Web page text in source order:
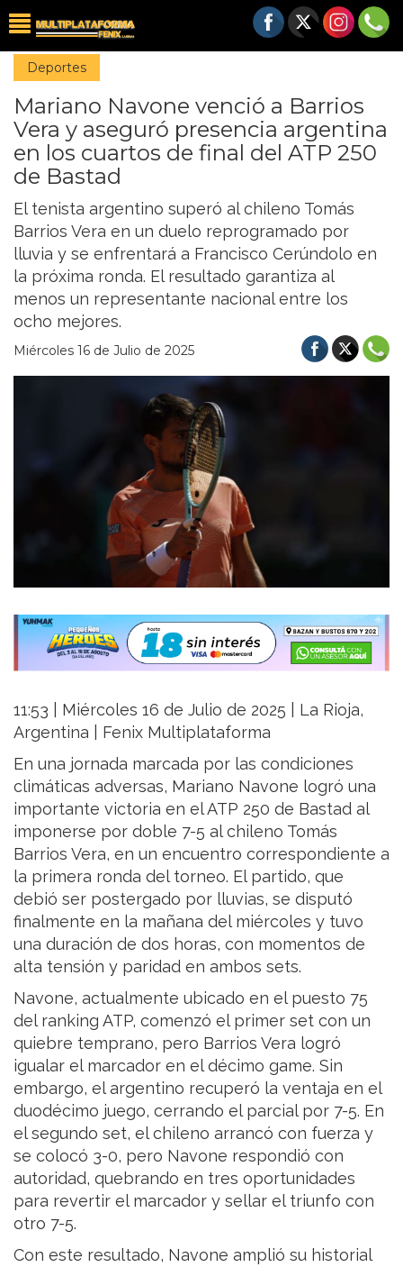
Deportes
Mariano Navone venció a Barrios
Vera y aseguró presencia argentina
en los cuartos de final del ATP 250
de Bastad
El tenista argentino superó al chileno Tomás
Barrios Vera en un duelo reprogramado por
lluvia y se enfrentará a Francisco Cerúndolo en
la próxima ronda. El resultado garantiza al
menos un representante nacional entre los
ocho mejores.
Miércoles 16 de Julio de 2025
11:53 | Miércoles 16 de Julio de 2025 | La Rioja,
Argentina | Fenix Multiplataforma
En una jornada marcada por las condiciones
climáticas adversas, Mariano Navone logró una
importante victoria en el ATP 250 de Bastad al
imponerse por doble 7-5 al chileno Tomás
Barrios Vera, en un encuentro correspondiente a
la primera ronda del torneo. El partido, que
debió ser postergado por lluvias, se disputó
finalmente en la mañana del miércoles y tuvo
una duración de dos horas, con momentos de
alta tensión y paridad en ambos sets.
Navone, actualmente ubicado en el puesto 75
del ranking ATP, comenzó el primer set con un
quiebre temprano, pero Barrios Vera logró
igualar el marcador en el décimo game. Sin
embargo, el argentino recuperó la ventaja en el
duodécimo juego, cerrando el parcial por 7-5. En
el segundo set, el chileno arrancó con fuerza y
se colocó 3-0, pero Navone respondió con
autoridad, quebrando en tres oportunidades
para revertir el marcador y sellar el triunfo con
otro 7-5.
Con este resultado, Navone amplió su historial